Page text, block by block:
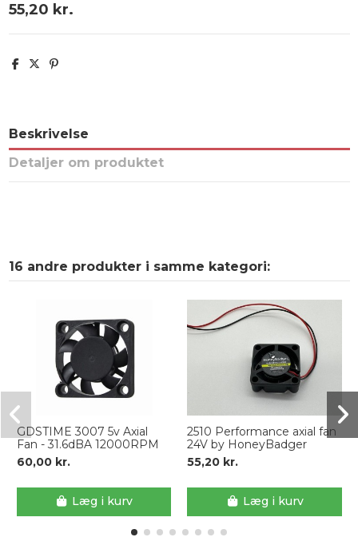
55,20 kr.
Beskrivelse
Detaljer om produktet
16 andre produkter i samme kategori:
GDSTIME 3007 5v Axial
Fan - 31.6dBA 12000RPM
60,00 kr.
Læg i kurv
2510 Performance axial fan
24V by HoneyBadger
55,20 kr.
Læg i kurv